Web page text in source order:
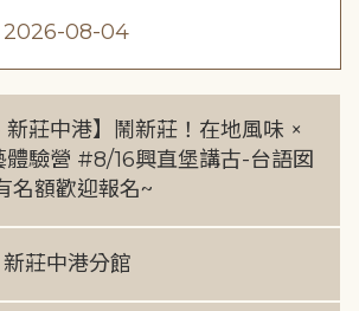
2026-08-04
新莊中港】鬧新莊！在地風味 ×
體驗營 #8/16興直堡講古-台語囡
名額歡迎報名~
新莊中港分館